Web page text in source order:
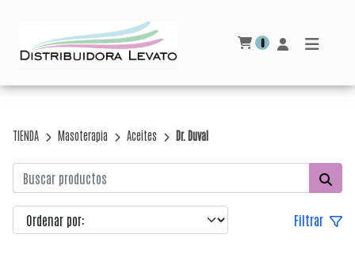
0
TIENDA Masoterapia Aceites Dr. Duval
Filtrar